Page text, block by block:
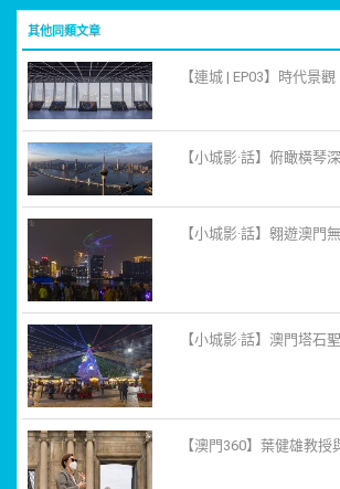
其他同類文章
【連城 | EP03】時代景
【小城影·話】俯瞰橫琴
【小城影·話】翱遊澳門
【小城影·話】澳門塔石
【澳門360】葉健雄教